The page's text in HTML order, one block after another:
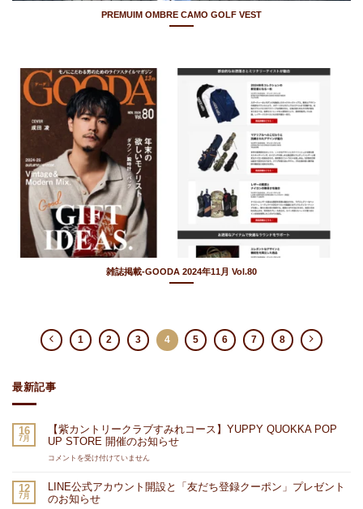
最新記事
16
7月
【紫カントリークラブすみれコース】YUPPY QUOKKA POP
UP STORE 開催のお知らせ
【紫
ト
リ
コメントを受け付けていません
12
7月
LINE公式アカウント開設と「友だち登録クーポン」プレゼント
のお知らせ
PREMUIM OMBRE CAMO GOLF VEST
雑誌掲載-GOODA 2024年11月 Vol.80
1 2 3 4 5 6 7 8